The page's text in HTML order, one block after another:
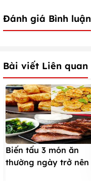
Đánh giá Bình luận
Bài viết Liên quan
Biến tấu 3 món ăn
thường ngày trở nên